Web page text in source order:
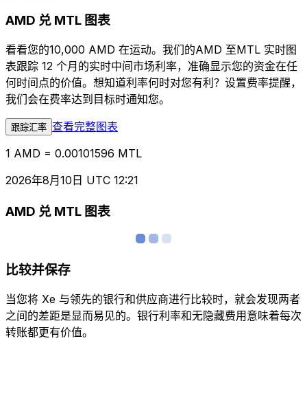
AMD 兑 MTL 图表
看看您的10,000 AMD 在运动。我们的AMD 至MTL 实时图
表跟踪 12 个月的实时中间市场利率，准确显示您的资金在任
何时间点的价值。想知道利率何时对您有利？设置费率提醒，
我们会在费率达到目标时通知您。
跟踪汇率 查看完整图表
1 AMD = 0.00101596 MTL
2026年8月10日 UTC 12:21
AMD 兑 MTL 图表
比较并保存
当您将 Xe 与领先的银行和供应商进行比较时，就会发现两者
之间的差距是显而易见的。银行利率和无隐藏费用意味着每次
转账都更有价值。